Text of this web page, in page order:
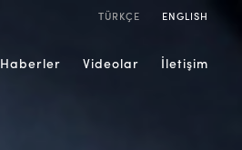
ENGLISH
TÜRKÇE
Haberler Videolar İletişim